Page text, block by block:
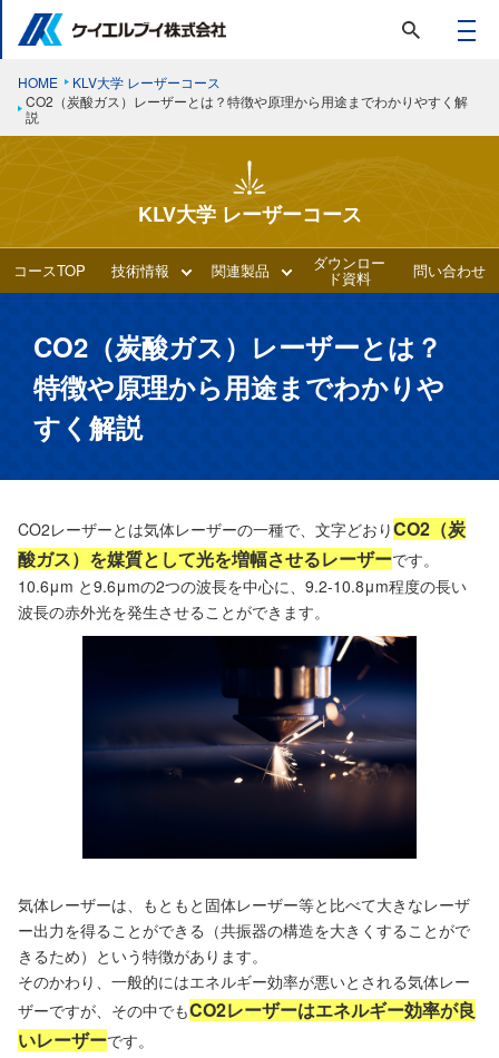
HOME
KLV大学 レーザーコース
CO2（炭酸ガス）レーザーとは？特徴や原理から用途までわかりやすく解
説
KLV大学 レーザーコース
コースTOP 技術情報 関連製品 ダウンロー
ド資料 問い合わせ
CO2（炭酸ガス）レーザーとは？
特徴や原理から用途までわかりや
すく解説
CO2レーザーとは気体レーザーの一種で、文字どおりCO2（炭
酸ガス）を媒質として光を増幅させるレーザーです。
10.6μm と9.6μmの2つの波長を中心に、9.2-10.8μm程度の長い
波長の赤外光を発生させることができます。
気体レーザーは、もともと固体レーザー等と比べて大きなレーザ
ー出力を得ることができる（共振器の構造を大きくすることがで
きるため）という特徴があります。
そのかわり、一般的にはエネルギー効率が悪いとされる気体レー
ザーですが、その中でもCO2レーザーはエネルギー効率が良
いレーザーです。